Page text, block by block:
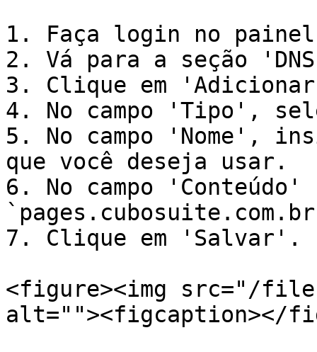
1. Faça login no
2. Vá para a seção
3. Clique em
4. No campo 'Tipo',
5. No campo 'Nome',
que você deseja usar.
6. No campo
7. Clique em 'Salvar'.
<figure><img src="/
alt=""><figcaption></